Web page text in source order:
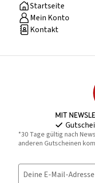
Startseite
Mein Konto
Kontakt
Mit
*30 Tage gültig nach
anderen Gutscheinen
Deine E-Mail-Adresse